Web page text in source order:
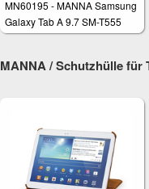
MN60195 - MANNA Samsung
Galaxy Tab A 9.7 SM-T555
Schutzhülle
MANNA / Schutzhülle für